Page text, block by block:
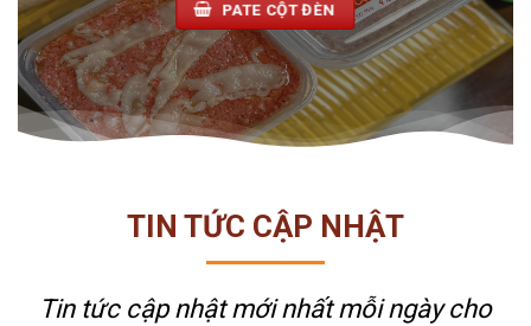
PATE CỘT ĐÈN
TIN TỨC CẬP NHẬT
Tin tức cập nhật mới nhấtmỗi ngày cho